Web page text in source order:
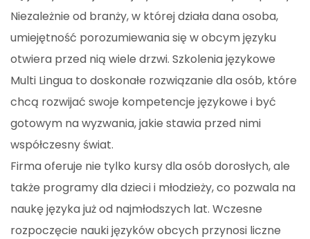
Niezależnie od branży, w której działa dana osoba,
umiejętność porozumiewania się w obcym języku
otwiera przed nią wiele drzwi. Szkolenia językowe
Multi Lingua to doskonałe rozwiązanie dla osób, które
chcą rozwijać swoje kompetencje językowe i być
gotowym na wyzwania, jakie stawia przed nimi
współczesny świat.
Firma oferuje nie tylko kursy dla osób dorosłych, ale
także programy dla dzieci i młodzieży, co pozwala na
naukę języka już od najmłodszych lat. Wczesne
rozpoczęcie nauki języków obcych przynosi liczne